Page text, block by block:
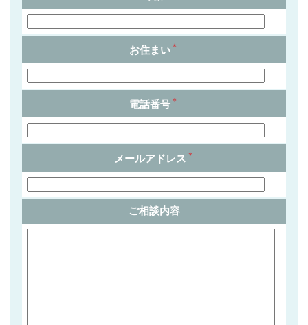
お住まい ＊
電話番号 ＊
メールアドレス ＊
ご相談内容